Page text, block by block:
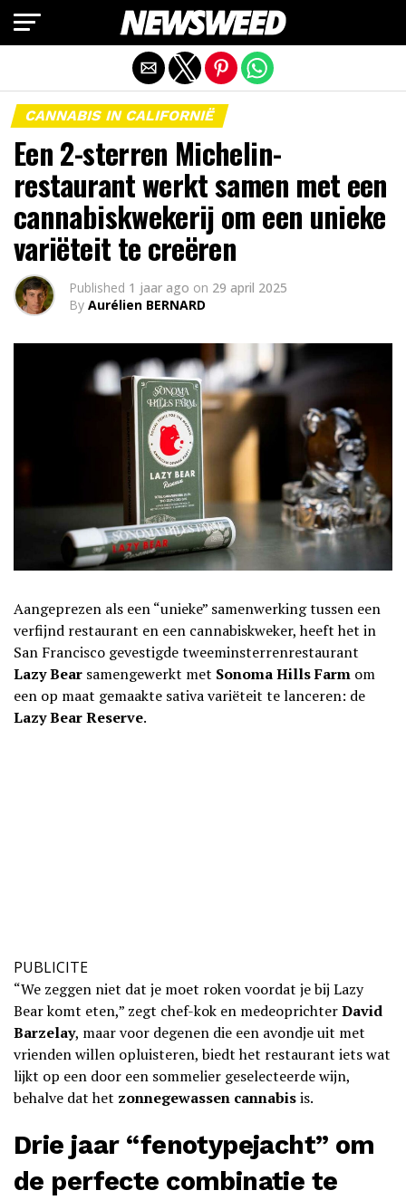
CANNABIS IN CALIFORNIË
Een 2-sterren Michelin-
restaurant werkt samen met een
cannabiskwekerij om een unieke
variëteit te creëren
Published 1 jaar ago on 29 april 2025
By Aurélien BERNARD
Aangeprezen als een “unieke” samenwerking tussen een
verfijnd restaurant en een cannabiskweker, heeft het in
San Francisco gevestigde tweeminsterrenrestaurant
Lazy Bear samengewerkt met Sonoma Hills Farm om
een op maat gemaakte sativa variëteit te lanceren: de
Lazy Bear Reserve.
PUBLICITE
“We zeggen niet dat je moet roken voordat je bij Lazy
Bear komt eten,” zegt chef-kok en medeoprichterDavid
Barzelay, maar voor degenen die een avondje uit met
vrienden willen opluisteren, biedt het restaurant iets wat
lijkt op een door een sommelier geselecteerde wijn,
behalve dat het zonnegewassen cannabisis.
Drie jaar “fenotypejacht” om
de perfecte combinatie te
Mobiele versie afsluiten